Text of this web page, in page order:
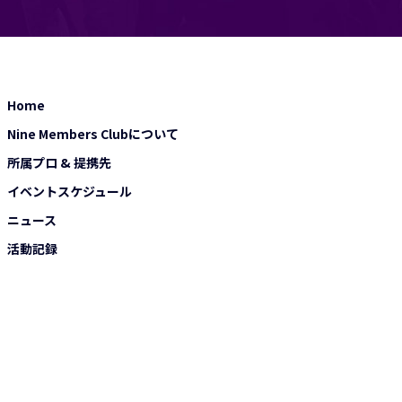
Home
Nine Members Clubについて
所属プロ & 提携先
イベントスケジュール
ニュース
活動記録